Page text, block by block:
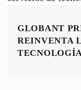
GLOBANT
REINVENTA